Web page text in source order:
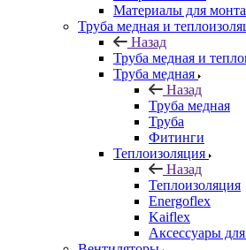
Материалы для
Труба медная и
Назад
Труба медная и
Труба медная
Назад
Труба медная
Труба
Фитинги
Теплоизоляция
Назад
Теплоизоляция
Energoflex
Kaiflex
Аксессуары